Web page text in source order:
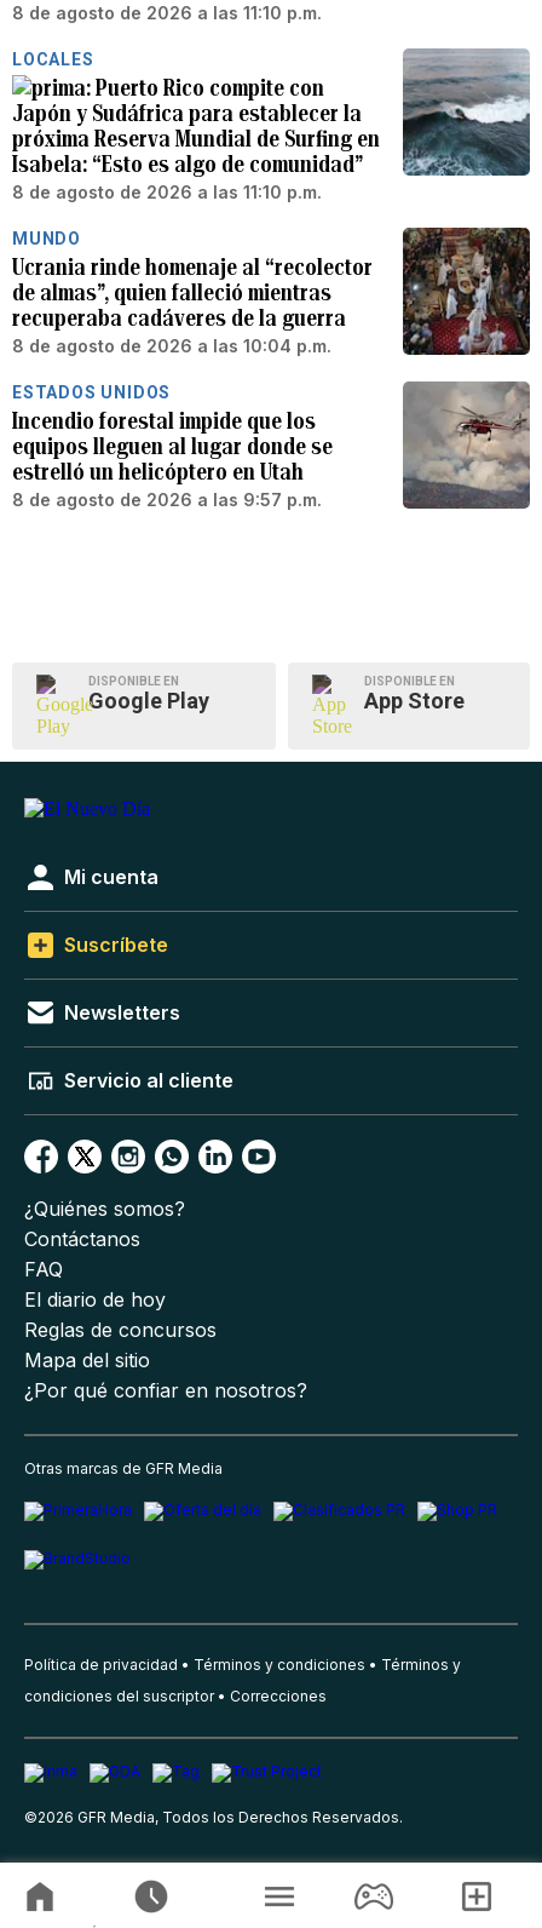
8 de agosto de 2026 a las 11:10 p.m.
LOCALES
Puerto Rico compite con
Japón y Sudáfrica para establecer la
próxima Reserva Mundial de Surfing en
Isabela: “Esto es algo de comunidad”
8 de agosto de 2026 a las 11:10 p.m.
MUNDO
Ucrania rinde homenaje al “recolector
de almas”, quien falleció mientras
recuperaba cadáveres de la guerra
8 de agosto de 2026 a las 10:04 p.m.
ESTADOS UNIDOS
Incendio forestal impide que los
equipos lleguen al lugar donde se
estrelló un helicóptero en Utah
8 de agosto de 2026 a las 9:57 p.m.
DISPONIBLE EN
Google Play
DISPONIBLE EN
App Store
Mi cuenta
Suscríbete
Newsletters
Servicio al cliente
¿Quiénes somos?
Contáctanos
FAQ
El diario de hoy
Reglas de concursos
Mapa del sitio
¿Por qué confiar en nosotros?
Otras marcas de GFR Media
Política de privacidad Términos y condiciones
Términos y
condiciones del suscriptor
Correcciones
©2026 GFR Media, Todos los Derechos Reservados.